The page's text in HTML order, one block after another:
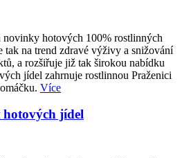
hotových 100% rostlinných
tak na trend zdravé výživy a snižování
a rozšiřuje již tak širokou nabídku
jídel zahrnuje rostlinnou Praženici
Více
jídel